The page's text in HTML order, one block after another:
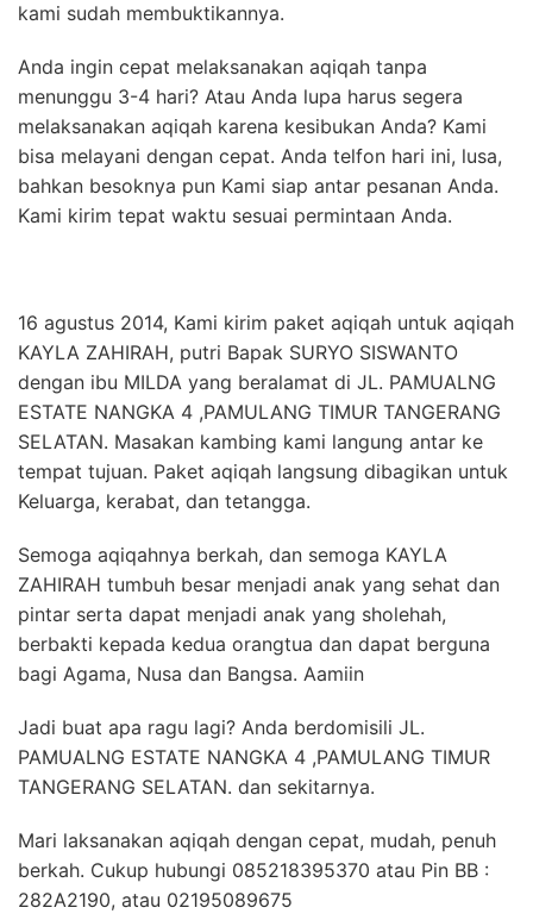
kami sudah membuktikannya.
Anda ingin cepat melaksanakan aqiqah tanpa
menunggu 3-4 hari? Atau Anda lupa harus segera
melaksanakan aqiqah karena kesibukan Anda? Kami
bisa melayani dengan cepat. Anda telfon hari ini, lusa,
bahkan besoknya pun Kami siap antar pesanan Anda.
Kami kirim tepat waktu sesuai permintaan Anda.
16 agustus 2014, Kami kirim paket aqiqah untuk aqiqah
KAYLA ZAHIRAH, putri Bapak SURYO SISWANTO
dengan ibu MILDA yang beralamat di JL. PAMUALNG
ESTATE NANGKA 4 ,PAMULANG TIMUR TANGERANG
SELATAN. Masakan kambing kami langung antar ke
tempat tujuan. Paket aqiqah langsung dibagikan untuk
Keluarga, kerabat, dan tetangga.
Semoga aqiqahnya berkah, dan semoga KAYLA
ZAHIRAH tumbuh besar menjadi anak yang sehat dan
pintar serta dapat menjadi anak yang sholehah,
berbakti kepada kedua orangtua dan dapat berguna
bagi Agama, Nusa dan Bangsa. Aamiin
Jadi buat apa ragu lagi? Anda berdomisili JL.
PAMUALNG ESTATE NANGKA 4 ,PAMULANG TIMUR
TANGERANG SELATAN. dan sekitarnya.
Mari laksanakan aqiqah dengan cepat, mudah, penuh
berkah. Cukup hubungi 085218395370 atau Pin BB :
282A2190, atau 02195089675